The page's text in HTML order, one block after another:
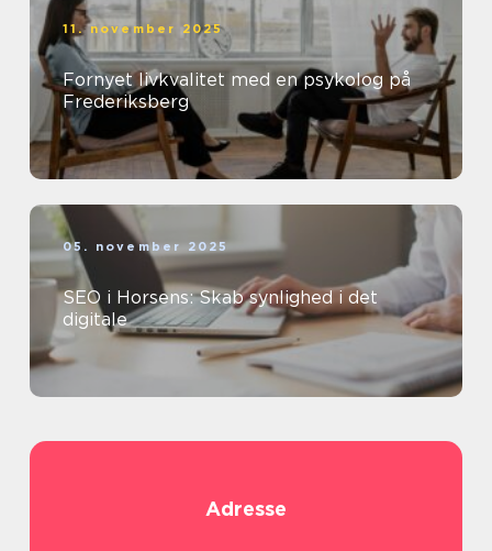
11. november 2025
Fornyet livkvalitet med en psykolog på
Frederiksberg
05. november 2025
SEO i Horsens: Skab synlighed i det
digitale
Adresse